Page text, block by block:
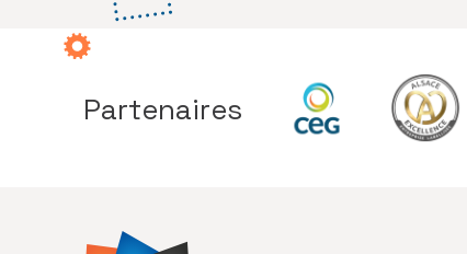
Partenaires